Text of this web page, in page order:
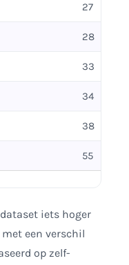
27
28
33
34
38
55
iets hoger
een verschil
op zelf-